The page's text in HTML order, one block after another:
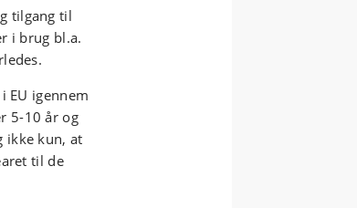
gøres ved hjælp af
som for eksempel RNA,
af nukleinsyrer, som
organismer. Det kan også
hjælp af peptider, som er
af aminosyrer, som er
byggesten som proteiner
af. Inspirationen er ofte
biologiens eget forsvar mod
tilgang til
i brug bl.a.
EU igennem
5-10 år og
ikke kun, at
til de